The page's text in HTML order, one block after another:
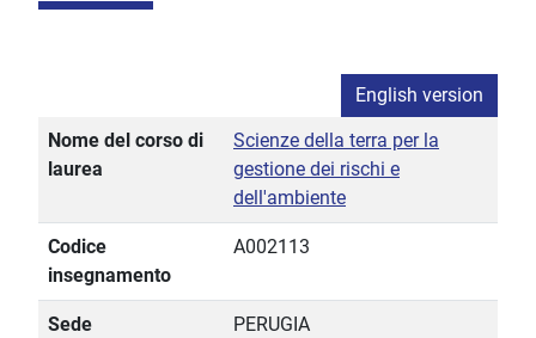
English version
Nome del corso di
laurea
Scienze della terra per la
gestione dei rischi e
dell'ambiente
Codice
insegnamento
A002113
Sede PERUGIA